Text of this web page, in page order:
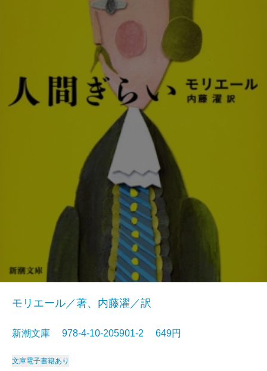
モリエール／著、内藤濯／訳
新潮文庫 978-4-10-205901-2 649円
文庫電子書籍あり